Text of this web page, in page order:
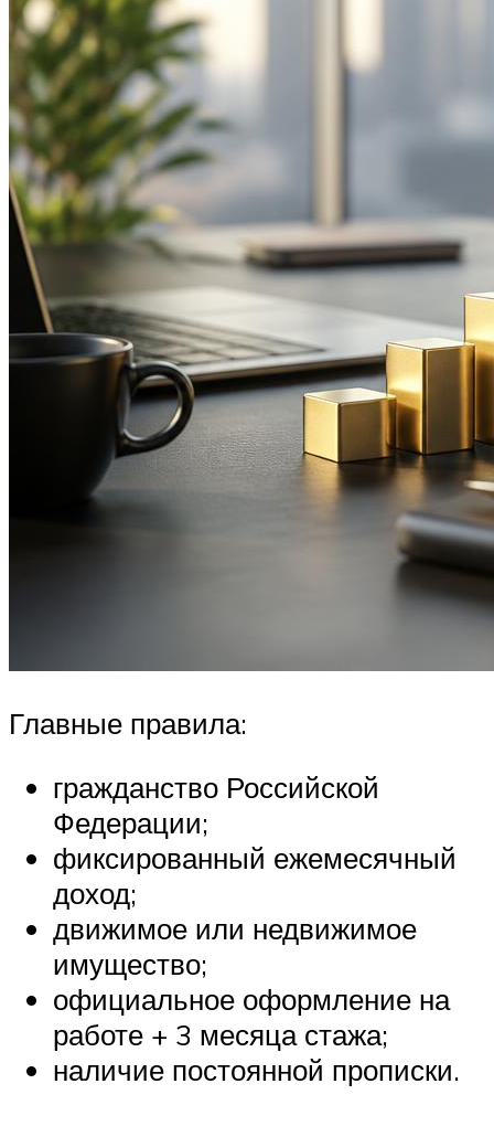
Главные правила:
гражданство Российской
Федерации;
фиксированный ежемесячный
доход;
движимое или недвижимое
имущество;
официальное оформление на
работе + 3 месяца стажа;
наличие постоянной прописки.